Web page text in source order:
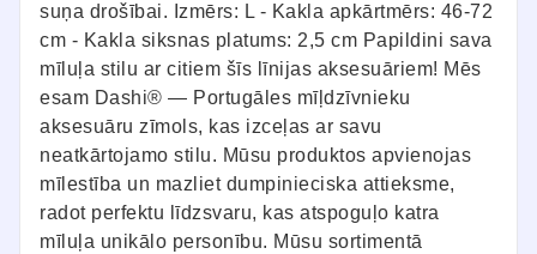
suņa drošībai. Izmērs: L - Kakla apkārtmērs: 46-72
cm - Kakla siksnas platums: 2,5 cm Papildini sava
mīluļa stilu ar citiem šīs līnijas aksesuāriem! Mēs
esam Dashi® — Portugāles mīļdzīvnieku
aksesuāru zīmols, kas izceļas ar savu
neatkārtojamo stilu. Mūsu produktos apvienojas
mīlestība un mazliet dumpinieciska attieksme,
radot perfektu līdzsvaru, kas atspoguļo katra
mīluļa unikālo personību. Mūsu sortimentā